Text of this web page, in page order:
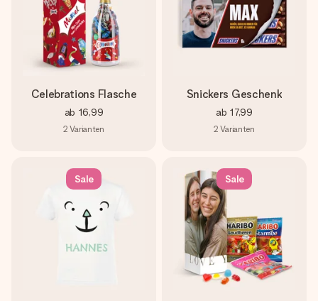
Celebrations Flasche
ab 16,99
2 Varianten
Snickers Geschenk
ab 17,99
2 Varianten
Sale Sale